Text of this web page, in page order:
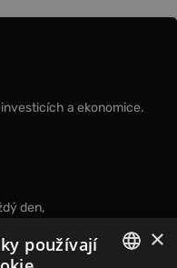
a ekonomice.
den,
×
používají